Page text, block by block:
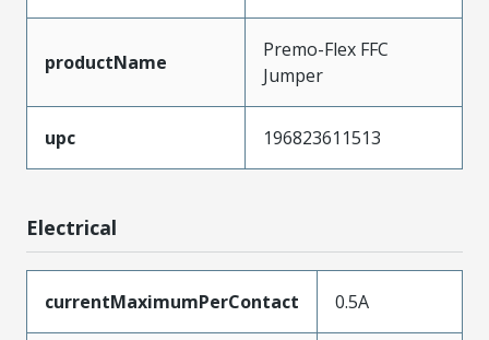
productName
Premo-Flex FFC
Jumper
upc 196823611513
Electrical
currentMaximumPerContact 0.5A